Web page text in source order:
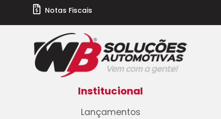
Notas Fiscais
Institucional
Lançamentos